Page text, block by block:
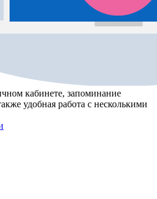
кабинете, запоминание
удобная работа с несколькими